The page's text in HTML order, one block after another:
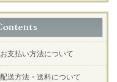
お支払い方法について
配送方法・送料について